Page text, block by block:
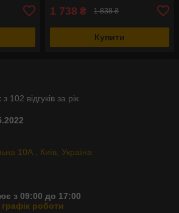
1 738 ₴ 1 838 ₴
Купити
102 відгуків за рік
10А , Київ, Україна
з 09:00 до 17:00
роботи